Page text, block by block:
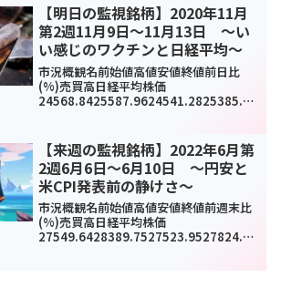
【明日の監視銘柄】2020年11月
第2週11月9日～11月13日 ～い
い感じのワクチンと日経平均～
市況概観名前始値高値安値終値前日比
(%)売買高日経平均株価
24568.8425587.9624541.2825385.87
【来週の監視銘柄】2022年6月第
2週6月6日～6月10日 ～円安と
米CPI発表前の静けさ～
市況概観名前始値高値安値終値前週末比
(%)売買高日経平均株価
27549.6428389.7527523.9527824.29